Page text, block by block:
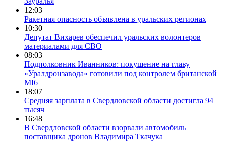
12:03
Ракетная опасность объявлена в уральских регионах
10:30
Депутат Вихарев обеспечил уральских волонтеров
материалами для СВО
08:03
Подполковник Иванников: покушение на главу
«Уралдронзавода» готовили под контролем британской
MI6
18:07
Средняя зарплата в Свердловской области достигла 94
тысяч
16:48
В Свердловской области взорвали автомобиль
поставщика дронов Владимира Ткачука